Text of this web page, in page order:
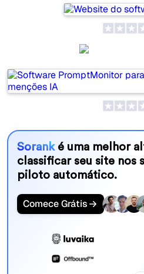
Sorank é uma melhor
classificar seu site nos
piloto automático.
Comece Grátis